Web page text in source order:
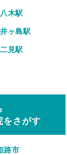
木駅
ヶ島駅
見駅
をさがす
路市